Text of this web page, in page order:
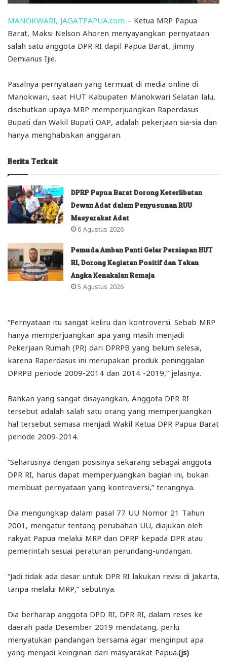
MANOKWARI, JAGATPAPUA.com – Ketua MRP Papua
Barat, Maksi Nelson Ahoren menyayangkan pernyataan
salah satu anggota DPR RI dapil Papua Barat, Jimmy
Demianus Ijie.
Pasalnya pernyataan yang termuat di media online di
Manokwari, saat HUT Kabupaten Manokwari Selatan lalu,
disebutkan upaya MRP memperjuangkan Raperdasus
Bupati dan Wakil Bupati OAP, adalah pekerjaan sia-sia dan
hanya menghabiskan anggaran.
Berita Terkait
DPRP Papua Barat Dorong Keterlibatan
Dewan Adat dalam Penyusunan RUU
Masyarakat Adat
6 Agustus 2026
Pemuda Amban Panti Gelar Persiapan HUT
RI, Dorong Kegiatan Positif dan Tekan
Angka Kenakalan Remaja
5 Agustus 2026
“Pernyataan itu sangat keliru dan kontroversi. Sebab MRP
hanya memperjuangkan apa yang masih menjadi
Pekerjaan Rumah (PR) dari DPRPB yang belum selesai,
karena Raperdasus ini merupakan produk peninggalan
DPRPB periode 2009-2014 dan 2014 -2019,” jelasnya.
Bahkan yang sangat disayangkan, Anggota DPR RI
tersebut adalah salah satu orang yang memperjuangkan
hal tersebut semasa menjadi Wakil Ketua DPR Papua Barat
periode 2009-2014.
“Seharusnya dengan posisinya sekarang sebagai anggota
DPR RI, harus dapat memperjuangkan bagian ini, bukan
membuat pernyataan yang kontroversi,” terangnya.
Dia mengungkap dalam pasal 77 UU Nomor 21 Tahun
2001, mengatur tentang perubahan UU, diajukan oleh
rakyat Papua melalui MRP dan DPRP kepada DPR atau
pemerintah sesuai peraturan perundang-undangan.
“Jadi tidak ada dasar untuk DPR RI lakukan revisi di Jakarta,
tanpa melalui MRP,” sebutnya.
Dia berharap anggota DPD RI, DPR RI, dalam reses ke
daerah pada Desember 2019 mendatang, perlu
menyatukan pandangan bersama agar menginput apa
yang menjadi keinginan dari masyarakat Papua. (js)